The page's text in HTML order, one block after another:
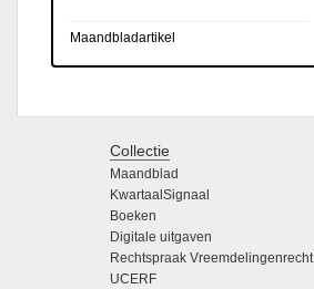
Maandbladartikel
Collectie
Maandblad
KwartaalSignaal
Boeken
Digitale uitgaven
Rechtspraak Vreemdelingenrecht
UCERF